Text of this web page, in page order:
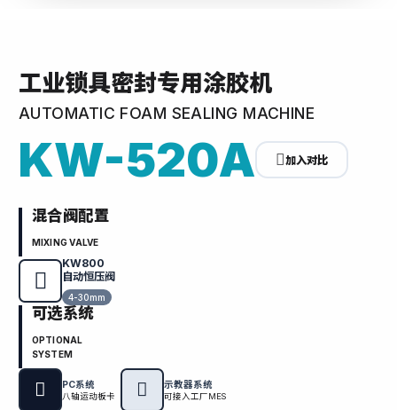
工业锁具密封专用涂胶机
AUTOMATIC FOAM SEALING MACHINE
KW-520A 加入对比
混合阀配置
MIXING VALVE
KW800
自动恒压阀
4-30mm
可选系统
OPTIONAL
SYSTEM
PC系统
八轴运动板卡
示教器系统
可接入工厂MES